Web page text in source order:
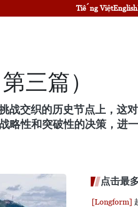
Tiếng ViệtEnglish
三篇）
战交织的历史节点上，这
略性和突破性的决策，进
点击最